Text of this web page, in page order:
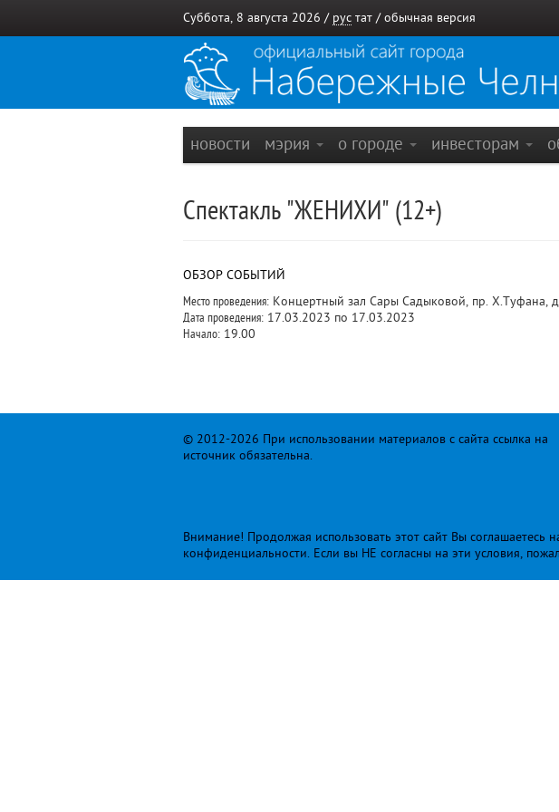
Суббота, 8 августа 2026 / рус тат / обычная версия
новости мэрия о городе инвесторам
Спектакль "ЖЕНИХИ" (12+)
ОБЗОР СОБЫТИЙ
Место проведения: Концертный зал Сары Садыковой, пр. Х.Туфана,
Дата проведения: 17.03.2023 по 17.03.2023
Начало: 19.00
© 2012-2026 При использовании материалов с сайта ссылка на
источник обязательна.
Внимание! Продолжая использовать этот сайт Вы соглашаетесь
конфиденциальности. Если вы НЕ согласны на эти условия,